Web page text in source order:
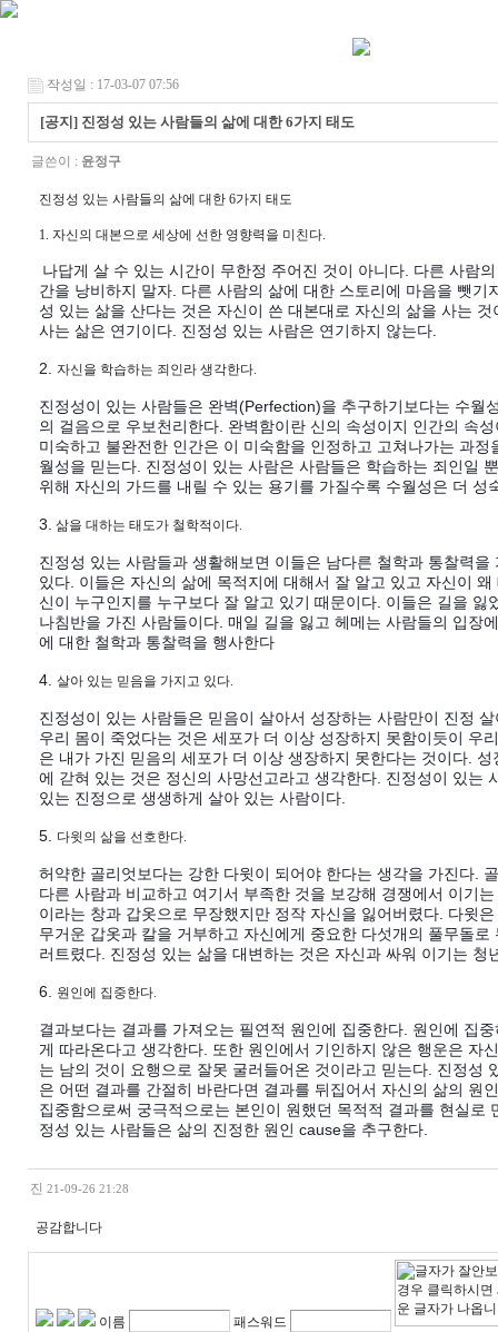
작성일 : 17-03-07 07:56
[공지] 진정성 있는 사람들의 삶에 대한 6가지 태도
글쓴이 : 윤정구
진정성 있는 사람들의 삶에 대한 6가지 태도
1. 자신의 대본으로 세상에 선한 영향력을 미친다.
나답게 살 수 있는 시간이 무한정 주어진 것이 아니다. 다른 사람
간을 낭비하지 말자. 다른 사람의 삶에 대한 스토리에 마음을 뺏기
성 있는 삶을 산다는 것은 자신이 쓴 대본대로 자신의 삶을 사는
사는 삶은 연기이다. 진정성 있는 사람은 연기하지 않는다.
2. 자신을 학습하는 죄인라 생각한다.
진정성이 있는 사람들은 완벽(Perfection)을 추구하기보다는 수월
의 걸음으로 우보천리한다. 완벽함이란 신의 속성이지 인간의 속
미숙하고 불완전한 인간은 이 미숙함을 인정하고 고쳐나가는 과정
월성을 믿는다. 진정성이 있는 사람은 사람들은 학습하는 죄인일
위해 자신의 가드를 내릴 수 있는 용기를 가질수록 수월성은 더 성
3. 삶을 대하는 태도가 철학적이다.
진정성 있는 사람들과 생활해보면 이들은 남다른 철학과 통찰력을
있다. 이들은 자신의 삶에 목적지에 대해서 잘 알고 있고 자신이
신이 누구인지를 누구보다 잘 알고 있기 때문이다. 이들은 길을 잃
나침반을 가진 사람들이다. 매일 길을 잃고 헤메는 사람들의 입장
에 대한 철학과 통찰력을 행사한다
4. 살아 있는 믿음을 가지고 있다.
진정성이 있는 사람들은 믿음이 살아서 성장하는 사람만이 진정
우리 몸이 죽었다는 것은 세포가 더 이상 성장하지 못함이듯이 우
은 내가 가진 믿음의 세포가 더 이상 생장하지 못한다는 것이다.
에 갇혀 있는 것은 정신의 사망선고라고 생각한다. 진정성이 있는
있는 진정으로 생생하게 살아 있는 사람이다.
5. 다윗의 삶을 선호한다.
허약한 골리엇보다는 강한 다윗이 되어야 한다는 생각을 가진다.
다른 사람과 비교하고 여기서 부족한 것을 보강해 경쟁에서 이기
이라는 창과 갑옷으로 무장했지만 정작 자신을 잃어버렸다. 다윗
무거운 갑옷과 칼을 거부하고 자신에게 중요한 다섯개의 풀무돌로
러트렸다. 진정성 있는 삶을 대변하는 것은 자신과 싸워 이기는 청
6. 원인에 집중한다.
결과보다는 결과를 가져오는 필연적 원인에 집중한다. 원인에 집
게 따라온다고 생각한다. 또한 원인에서 기인하지 않은 행운은 자
는 남의 것이 요행으로 잘못 굴러들어온 것이라고 믿는다. 진정성
은 어떤 결과를 간절히 바란다면 결과를 뒤집어서 자신의 삶의 원
집중함으로써 궁극적으로는 본인이 원했던 목적적 결과를 현실로
정성 있는 사람들은 삶의 진정한 원인 cause을 추구한다.
진 21-09-26 21:28
공감합니다
이름
패스워드